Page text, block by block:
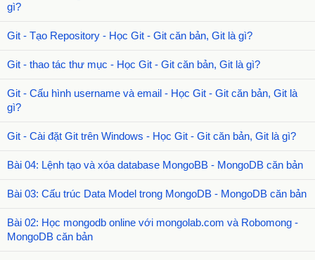
gì?
Git - Tạo Repository - Học Git - Git căn bản, Git là gì?
Git - thao tác thư mục - Học Git - Git căn bản, Git là gì?
Git - Cấu hình username và email - Học Git - Git căn bản, Git là
gì?
Git - Cài đặt Git trên Windows - Học Git - Git căn bản, Git là gì?
Bài 04: Lệnh tạo và xóa database MongoBB - MongoDB căn bản
Bài 03: Cấu trúc Data Model trong MongoDB - MongoDB căn bản
Bài 02: Học mongodb online với mongolab.com và Robomong -
MongoDB căn bản